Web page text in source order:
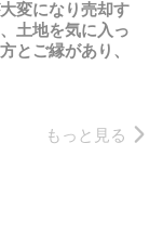
変になり売却す
土地を気に入っ
とご縁があり、
もっと見る